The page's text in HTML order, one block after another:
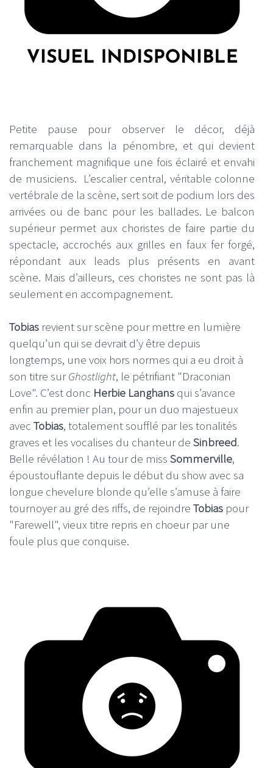
Petite pause pour observer le décor, déjà
remarquable dans la pénombre, et qui devient
franchement magnifique une fois éclairé et envahi
de musiciens. L’escalier central, véritable colonne
vertébrale de la scène, sert soit de podium lors des
arrivées ou de banc pour les ballades. Le balcon
supérieur permet aux choristes de faire partie du
spectacle, accrochés aux grilles en faux fer forgé,
répondant aux leads plus présents en avant
scène. Mais d’ailleurs, ces choristes ne sont pas là
seulement en accompagnement.
Tobias revient sur scène pour mettre en lumière
quelqu’un qui se devrait d’y être depuis
longtemps, une voix hors normes qui a eu droit à
son titre surGhostlight, le pétrifiant "Draconian
Love". C’est donc Herbie Langhans qui s’avance
enfin au premier plan, pour un duo majestueux
avec Tobias, totalement soufflé par les tonalités
graves et les vocalises du chanteur de Sinbreed.
Belle révélation ! Au tour de miss Sommerville,
époustouflante depuis le début du show avec sa
longue chevelure blonde qu’elle s’amuse à faire
tournoyer au gré des riffs, de rejoindre Tobias pour
"Farewell", vieux titre repris en choeur par une
foule plus que conquise.